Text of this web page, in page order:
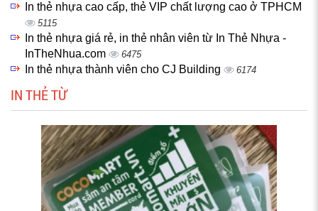
In thẻ nhựa cao cấp, thẻ VIP chất lượng cao ở TPHCM
5115
In thẻ nhựa giá rẻ, in thẻ nhân viên từ In Thẻ Nhựa -
InTheNhua.com
6475
In thẻ nhựa thành viên cho CJ Building 6174
IN THẺ TỪ